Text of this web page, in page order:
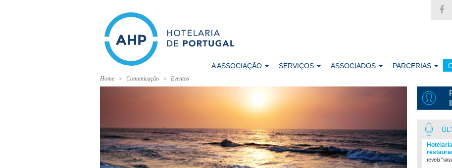
A ASSOCIAÇÃO SERVIÇOS ASSOCIADOS PARCERIAS
Home Comunicação Eventos
revela